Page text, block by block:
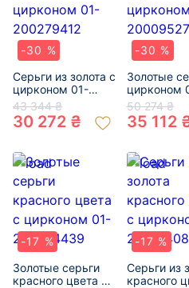
-30 %
Серьги из золота с
цирконом 01-
200279412
43 344 ₴
30 272 ₴
-30 %
Золотые
цирконом
200095274
50 274 ₴
35 112
-17 %
Золотые серьги
красного цвета с
-17 %
Серьги из
красного